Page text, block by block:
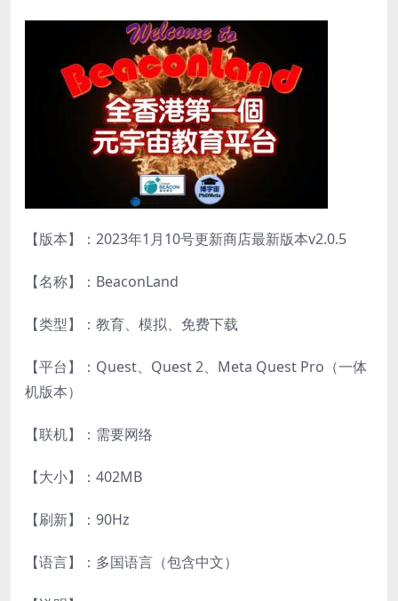
【版本】：2023年1月10号更新商店最新版本v2.0.5
【名称】：BeaconLand
【类型】：教育、模拟、免费下载
【平台】：Quest、Quest 2、Meta Quest Pro（一体
机版本）
【联机】：需要网络
【大小】：402MB
【刷新】：90Hz
【语言】：多国语言（包含中文）